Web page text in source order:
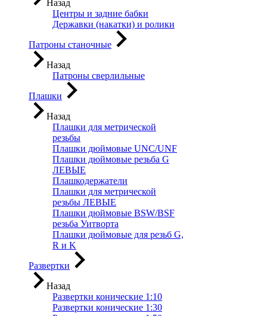
Назад
Центры и задние бабки
Державки (накатки) и ролики
Патроны станочные
Назад
Патроны сверлильные
Плашки
Назад
Плашки для метрической
резьбы
Плашки дюймовые UNC/UNF
Плашки дюймовые резьба G
ЛЕВЫЕ
Плашкодержатели
Плашки для метрической
резьбы ЛЕВЫЕ
Плашки дюймовые BSW/BSF
резьба Уитворта
Плашки дюймовые для резьб G,
R и K
Развертки
Назад
Развертки конические 1:10
Развертки конические 1:30